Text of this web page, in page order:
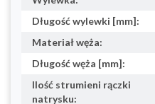
Długość wylewki [mm]:
Materiał węża:
Długość węża [mm]:
Ilość strumieni rączki
natrysku: